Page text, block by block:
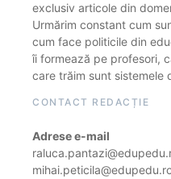
exclusiv articole din
Urmărim constant cum
cum face politicile din
îi formează pe profesori,
care trăim sunt sistemele
CONTACT REDACȚIE
Adrese e-mail